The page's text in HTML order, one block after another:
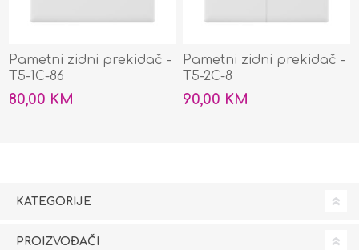
Pametni zidni prekidač -
T5-1C-86
80,00 KM
Pametni zidni prekidač -
T5-2C-8
90,00 KM
KATEGORIJE
PROIZVOĐAČI